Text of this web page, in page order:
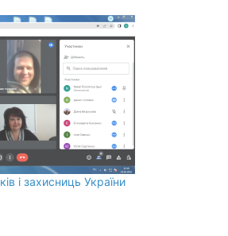
і захисниць України